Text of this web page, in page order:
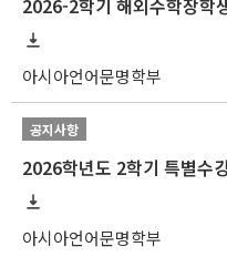
2026-2학기 해외수학장
아시아언어문명학부
공지사항
2026학년도 2학기 특별수
아시아언어문명학부